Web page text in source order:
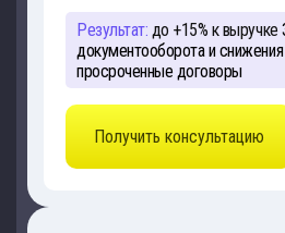
Результат: до +15% к выручке
документооборота и
просроченные договоры
Получить консультацию